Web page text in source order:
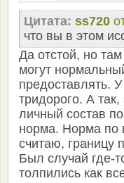
Цитата: ss720
что вы в этом
Да отстой, но
могут
предоставлять.
тридорого. А
личный состав
норма. Норма по
считаю, границу
Был случай где-
толпились как